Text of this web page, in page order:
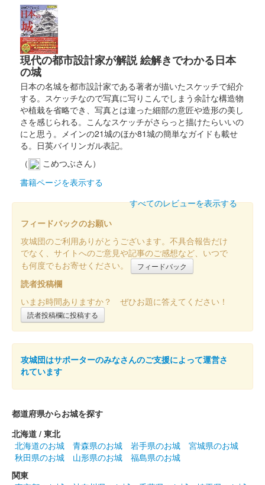
現代の都市設計家が解説 絵解きでわかる日本
の城
日本の名城を都市設計家である著者が描いたスケッチで紹介
する。スケッチなので写真に写りこんでしまう余計な構造物
や植栽を省略でき、写真とは違った細部の意匠や造形の美し
さを感じられる。こんなスケッチがさらっと描けたらいいの
にと思う。メインの21城のほか81城の簡単なガイドも載せ
る。日英バイリンガル表記。
（
こめつぶさん）
書籍ページを表示する
すべてのレビューを表示する
フィードバックのお願い
攻城団のご利用ありがとうございます。不具合報告だけ
でなく、サイトへのご意見や記事のご感想など、いつで
も何度でもお寄せください。
フィードバック
読者投稿欄
いまお時間ありますか？ ぜひお題に答えてください！
読者投稿欄に投稿する
攻城団はサポーターのみなさんのご支援によって運営さ
れています
都道府県からお城を探す
北海道 / 東北
北海道のお城
青森県のお城 岩手県のお城
宮城県のお城
秋田県のお城
山形県のお城
福島県のお城
関東